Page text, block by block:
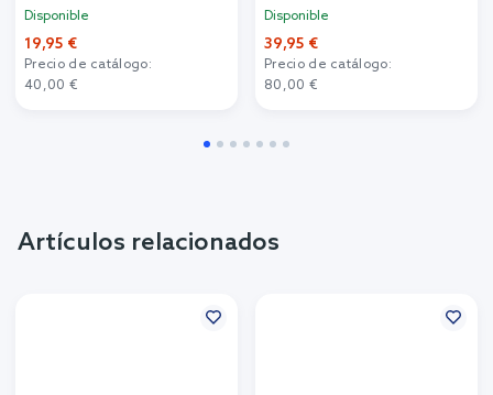
Disponible
19,95 €
Precio de catálogo:
40,00 €
Disponible
39,95 €
Precio de catálogo:
80,00 €
Artículos relacionados